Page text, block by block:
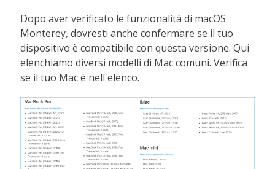
Dopo aver verificato le funzionalità di macOS
Monterey, dovresti anche confermare se il tuo
dispositivo è compatibile con questa versione. Qui
elenchiamo diversi modelli di Mac comuni. Verifica
se il tuo Mac è nell'elenco.